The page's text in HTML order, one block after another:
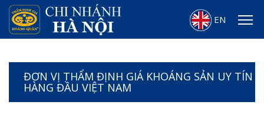
EN
ĐƠN VỊ THẨM ĐỊNH GIÁ KHOÁNG SẢN UY TÍN
HÀNG ĐẦU VIỆT NAM